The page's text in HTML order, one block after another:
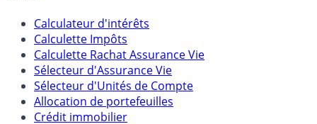
Outils
Calculateur d'intérêts
Calculette Impôts
Calculette Rachat Assurance Vie
Sélecteur d'Assurance Vie
Sélecteur d'Unités de Compte